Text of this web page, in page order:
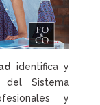
identifica y
del Sistema
y